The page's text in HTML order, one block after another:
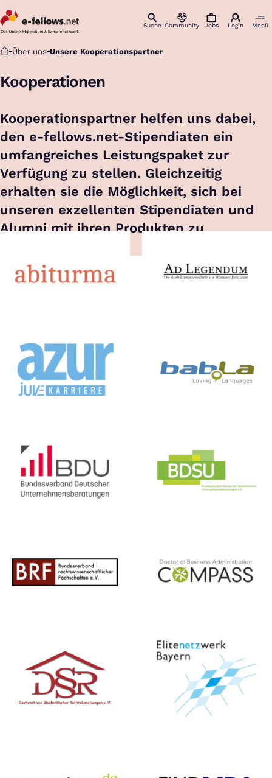
Suche Community Jobs Login Menü
Startseite
Über uns Unsere Kooperationspartner
Kooperationen
Kooperationspartner helfen uns dabei,
den e-fellows.net-Stipendiaten ein
umfangreiches Leistungspaket zur
Verfügung zu stellen. Gleichzeitig
erhalten sie die Möglichkeit, sich bei
unseren exzellenten Stipendiaten und
Alumni mit ihren Produkten zu